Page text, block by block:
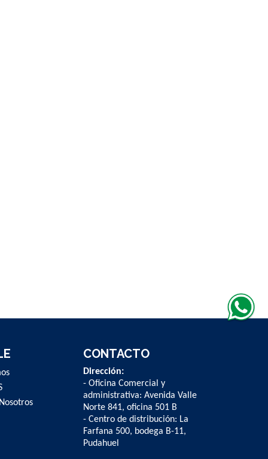
CONTACTO
Dirección:
- Oficina Comercial y
administrativa: Avenida Valle
Norte 841, oficina 501 B
- Centro de distribución: La
Farfana 500, bodega B-11,
Pudahuel